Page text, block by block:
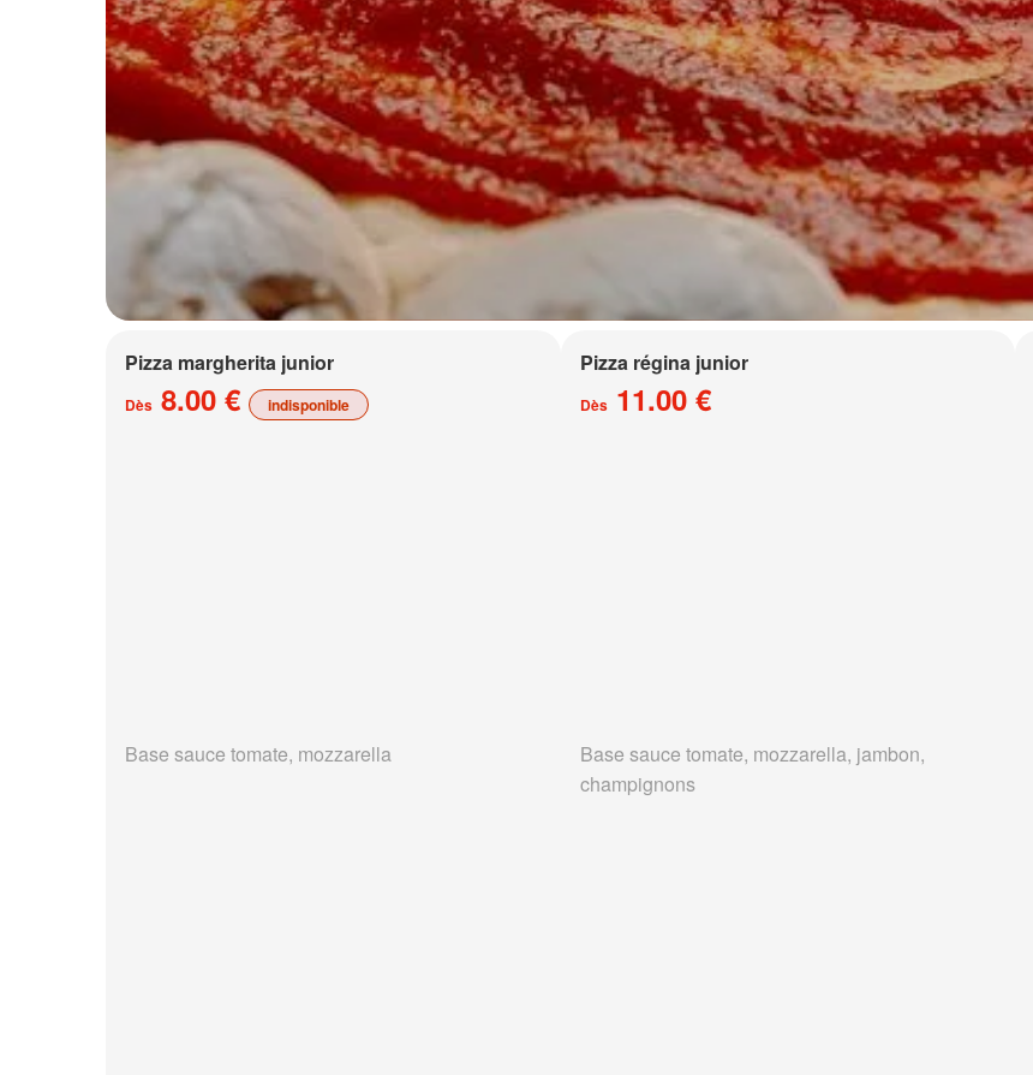
Pizza margherita junior
Dès 8.00 € indisponible
Base sauce tomate, mozzarella
Pizza régina junior
Dès11.00 €
Base sauce tomate, mozzarella, jambon,
champignons